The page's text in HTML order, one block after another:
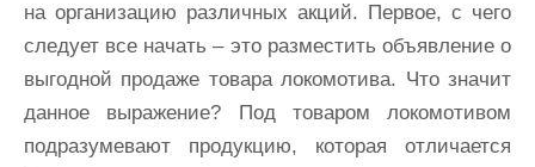
на организацию различных акций. Первое, с чего
следует все начать – это разместить объявление о
выгодной продаже товара локомотива. Что значит
данное выражение? Под товаром локомотивом
подразумевают продукцию, которая отличается